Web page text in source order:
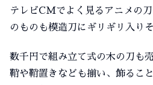
テレビCMでよく見るアニメの
のものも模造刀にギリギリ入りそ
数千円で組み立て式の木の刀も
鞘や鞘置きなども揃い、飾るこ